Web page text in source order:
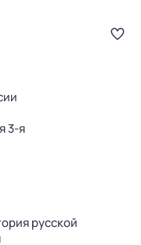
3-я
русской